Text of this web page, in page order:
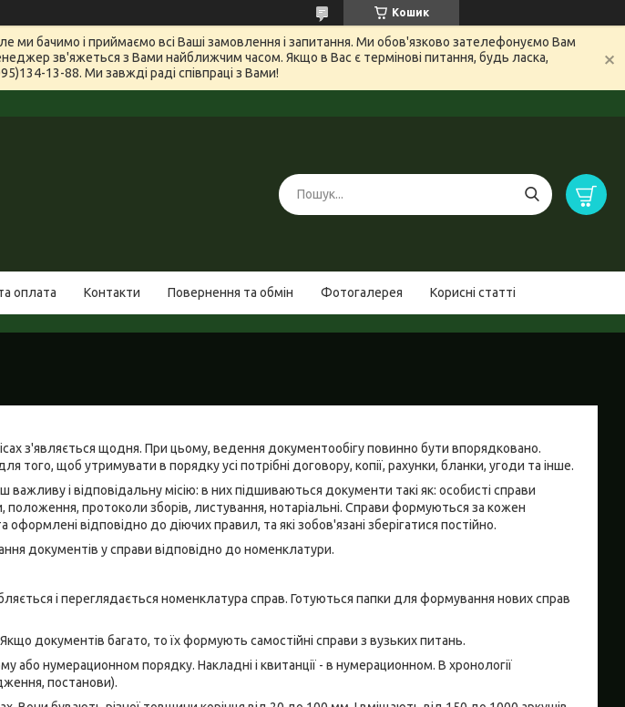
Кошик
ми бачимо і приймаємо всі Ваші замовлення і запитання. Ми обов'язково зателефонуємо Вам
зв'яжеться з Вами найближчим часом. Якщо в Вас є термінові питання, будь ласка,
13-88. Ми завжді раді співпраці з Вами!
оплата Контакти Повернення та обмін Фотогалерея Корисні статті
з'являється щодня. При цьому, ведення документообігу повинно бути впорядковано.
того, щоб утримувати в порядку усі потрібні договору, копії, рахунки, бланки, угоди та інше.
важливу і відповідальну місію: в них підшиваються документи такі як: особисті справи
положення, протоколи зборів, листування, нотаріальні. Справи формуються за кожен
оформлені відповідно до діючих правил, та які зобов'язані зберігатися постійно.
документів у справи відповідно до номенклатури.
і переглядається номенклатура справ. Готуються папки для формування нових справ
документів багато, то їх формують самостійні справи з вузьких питань.
або нумерационном порядку. Накладні і квитанції - в нумерационном. В хронології
постанови).